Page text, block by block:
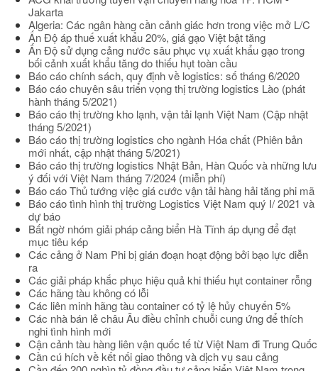
Jakarta
Algeria: Các ngân hàng cần cảnh giác hơn trong việc mở L/C
Ấn Độ áp thuế xuất khẩu 20%, giá gạo Việt bật tăng
Ấn Độ sử dụng cảng nước sâu phục vụ xuất khẩu gạo trong
bối cảnh xuất khẩu tăng do thiếu hụt toàn cầu
Báo cáo chính sách, quy định về logistics: số tháng 6/2020
Báo cáo chuyên sâu triển vọng thị trường logistics Lào (phát
hành tháng 5/2021)
Báo cáo thị trường kho lạnh, vận tải lạnh Việt Nam (Cập nhật
tháng 5/2021)
Báo cáo thị trường logistics cho ngành Hóa chất (Phiên bản
mới nhất, cập nhật tháng 5/2021)
Báo cáo thị trường logistics Nhật Bản, Hàn Quốc và những lưu
ý đối với Việt Nam tháng 7/2024 (miễn phí)
Báo cáo Thủ tướng việc giá cước vận tải hàng hải tăng phi mã
Báo cáo tình hình thị trường Logistics Việt Nam quý I/ 2021 và
dự báo
Bất ngờ nhóm giải pháp cảng biển Hà Tĩnh áp dụng để đạt
mục tiêu kép
Các cảng ở Nam Phi bị gián đoạn hoạt động bởi bạo lực diễn
ra
Các giải pháp khắc phục hiệu quả khi thiếu hụt container rỗng
Các hãng tàu không có lỗi
Các liên minh hãng tàu container có tỷ lệ hủy chuyến 5%
Các nhà bán lẻ châu Âu điều chỉnh chuỗi cung ứng để thích
nghi tình hình mới
Cận cảnh tàu hàng liên vận quốc tế từ Việt Nam đi Trung Quốc
Cần cú hích về kết nối giao thông và dịch vụ sau cảng